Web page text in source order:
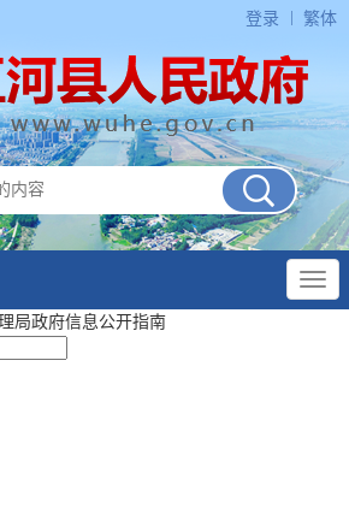
登录 繁体
局政府信息公开指南